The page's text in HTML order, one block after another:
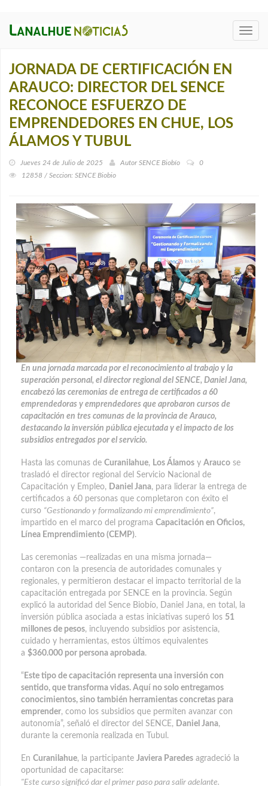
JORNADA DE CERTIFICACIÓN EN
ARAUCO: DIRECTOR DEL SENCE
RECONOCE ESFUERZO DE
EMPRENDEDORES EN CHUE, LOS
ÁLAMOS Y TUBUL
Jueves 24 de Julio de 2025 Autor SENCE Biobío
0
12858 / Seccion: SENCE Biobi­o
En una jornada marcada por el reconocimiento al trabajo y la
superación personal, el director regional del SENCE, Daniel Jana,
encabezó las ceremonias de entrega de certificados a 60
emprendedoras y emprendedores que aprobaron cursos de
capacitación en tres comunas de la provincia de Arauco,
destacando la inversión pública ejecutada y el impacto de los
subsidios entregados por el servicio.
Hasta las comunas de Curanilahue, Los Álamos y Arauco se
trasladó el director regional del Servicio Nacional de
Capacitación y Empleo, Daniel Jana, para liderar la entrega de
certificados a 60 personas que completaron con éxito el
curso “Gestionando y formalizando mi emprendimiento”,
impartido en el marco del programa Capacitación en Oficios,
Línea Emprendimiento (CEMP).
Las ceremonias —realizadas en una misma jornada—
contaron con la presencia de autoridades comunales y
regionales, y permitieron destacar el impacto territorial de la
capacitación entregada por SENCE en la provincia. Según
explicó la autoridad del Sence Biobío, Daniel Jana, en total, la
inversión pública asociada a estas iniciativas superó los 51
millones de pesos, incluyendo subsidios por asistencia,
cuidado y herramientas, estos últimos equivalentes
a $360.000 por persona aprobada.
“ Este tipo de capacitación representa una inversión con
sentido, que transforma vidas. Aquí no solo entregamos
conocimientos, sino también herramientas concretas para
emprender, como los subsidios que permiten avanzar con
autonomía”, señaló el director del SENCE, Daniel Jana,
durante la ceremonia realizada en Tubul.
En Curanilahue, la participante Javiera Paredes agradeció la
oportunidad de capacitarse:
"Este curso significó dar el primer paso para salir adelante.